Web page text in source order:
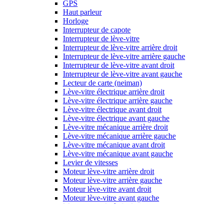
GPS
Haut parleur
Horloge
Interrupteur de capote
Interrupteur de lève-vitre
Interrupteur de lève-vitre arrière droit
Interrupteur de lève-vitre arrière gauche
Interrupteur de lève-vitre avant droit
Interrupteur de lève-vitre avant gauche
Lecteur de carte (neiman)
Lève-vitre électrique arrière droit
Lève-vitre électrique arrière gauche
Lève-vitre électrique avant droit
Lève-vitre électrique avant gauche
Lève-vitre mécanique arrière droit
Lève-vitre mécanique arrière gauche
Lève-vitre mécanique avant droit
Lève-vitre mécanique avant gauche
Levier de vitesses
Moteur lève-vitre arrière droit
Moteur lève-vitre arrière gauche
Moteur lève-vitre avant droit
Moteur lève-vitre avant gauche